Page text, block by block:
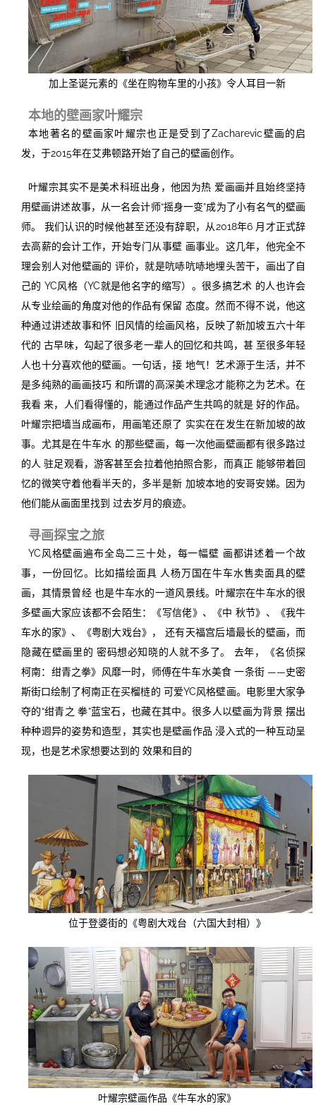
加上圣诞元素的《坐在购物车里的小孩》令人耳目一新
本地的壁画家叶耀宗
本地著名的壁画家叶耀宗也正是受到了Zacharevic壁画的启
发，于2015年在艾弗顿路开始了自己的壁画创作。
叶耀宗其实不是美术科班出身，他因为热 爱画画并且始终坚持
用壁画讲述故事，从一名会计师“摇身一变”成为了小有名气的壁画
师。 我们认识的时候他甚至还没有辞职，从2018年6 月才正式辞
去高薪的会计工作，开始专门从事壁 画事业。这几年，他完全不
理会别人对他壁画的 评价，就是吭哧吭哧地埋头苦干，画出了自
己的 YC风格（YC就是他名字的缩写）。很多搞艺术 的人也许会
从专业绘画的角度对他的作品有保留 态度。然而不得不说，他这
种通过讲述故事和怀 旧风情的绘画风格，反映了新加坡五六十年
代的 古早味，勾起了很多老一辈人的回忆和共鸣，甚 至很多年轻
人也十分喜欢他的壁画。一句话，接 地气！艺术源于生活，并不
是多纯熟的画画技巧 和所谓的高深美术理念才能称之为艺术。在
我看 来，人们看得懂的，能通过作品产生共鸣的就是 好的作品。
叶耀宗把墙当成画布，用画笔还原了 实实在在发生在新加坡的故
事。尤其是在牛车水 的那些壁画，每一次他画壁画都有很多路过
的人 驻足观看，游客甚至会拉着他拍照合影，而真正 能够带着回
忆的微笑守着他看半天的，多半是新 加坡本地的安哥安娣。因为
他们能从画面里找到 过去岁月的痕迹。
寻画探宝之旅
YC风格壁画遍布全岛二三十处，每一幅壁 画都讲述着一个故
事，一份回忆。比如描绘面具 人杨万国在牛车水售卖面具的壁
画，其情景曾经 也是牛车水的一道风景线。叶耀宗在牛车水的很
多壁画大家应该都不会陌生：《写信佬》、《中 秋节》、《我牛
车水的家》、《粤剧大戏台》， 还有天福宫后墙最长的壁画，而
隐藏在壁画里的 密码想必知晓的人就不多了。 去年，《名侦探
柯南：绀青之拳》风靡一时，师傅在牛车水美食 一条街 ——史密
斯街口绘制了柯南正在买榴梿的 可爱YC风格壁画。电影里大家争
夺的“绀青之 拳”蓝宝石，也藏在其中。很多人以壁画为背景 摆出
种种迥异的姿势和造型，其实也是壁画作品 浸入式的一种互动呈
现，也是艺术家想要达到的 效果和目的
位于登婆街的《粤剧大戏台（六国大封相）》
叶耀宗壁画作品《牛车水的家》